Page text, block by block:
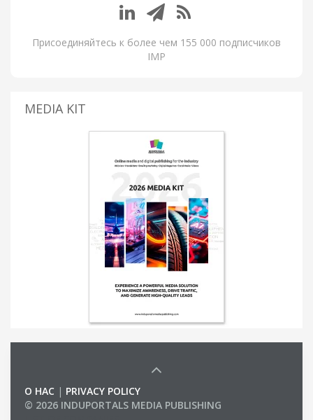
Присоединяйтесь к более чем 155 000 подписчиков
IMP
MEDIA KIT
О НАС | PRIVACY POLICY
© 2026 INDUPORTALS MEDIA PUBLISHING